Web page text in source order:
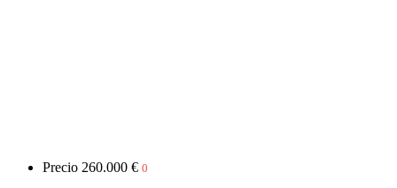
Precio 260.000 € 0